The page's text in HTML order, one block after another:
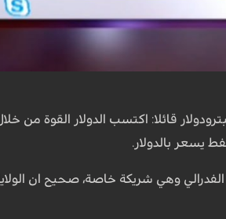
قائلا: اكتسب الدولار القوة من
يسعر بالدولار.
الفدرالي وهي شريكة خاصة، صحيح ان